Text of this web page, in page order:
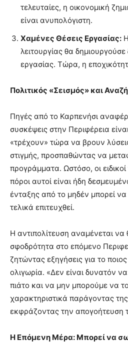
τελευταίες, η οικονομική
είναι ανυπολόγιστη.
Χαμένες Θέσεις Εργασίας:
λειτουργίας θα
εργασίας. Τώρα, η
Πολιτικός «Σεισμός» και
Πηγές από το Καρπενήσι
συσκέψεις στην Περιφέρεια
«τρέχουν» τώρα να βρουν
στιγμής, προσπαθώντας να
προγράμματα. Ωστόσο, οι ειδικοί
πόροι αυτοί είναι ήδη
ένταξης από το μηδέν μπορεί
τελικά επιτευχθεί.
Η αντιπολίτευση αναμένεται να
σφοδρότητα στο επόμενο
ζητώντας εξηγήσεις για το
ολιγωρία. «Δεν είναι δυνατόν
πιάτο και να μην μπορούμε να
χαρακτηριστικά παράγοντας
εκφράζοντας την απογοήτευση
Η Επόμενη Μέρα: Μπορεί να